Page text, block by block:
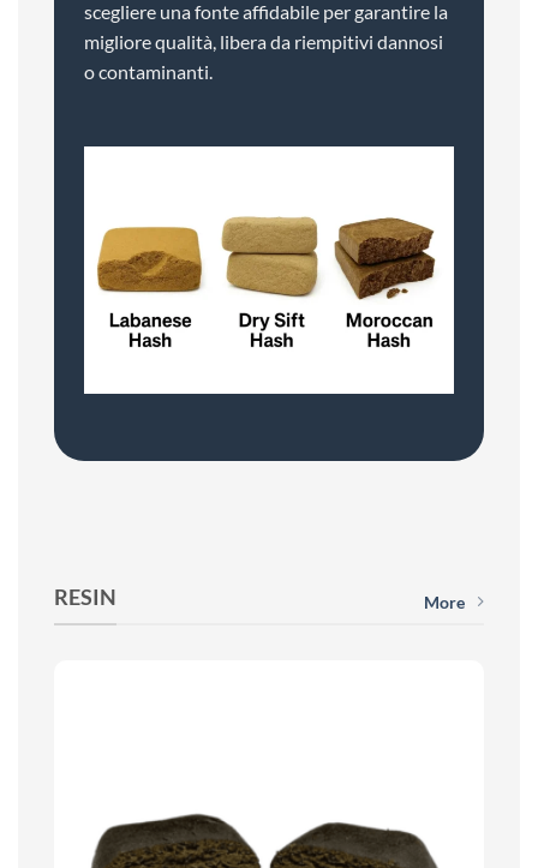
scegliere una fonte affidabile per garantire la
migliore qualità, libera da riempitivi dannosi
o contaminanti.
RESIN More